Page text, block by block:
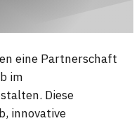
eine Partnerschaft
im
Diese
innovative